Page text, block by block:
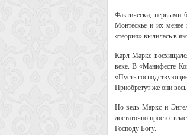
Фактически, первыми
Монтескье и их менее
«теория» вылилась в
Карл Маркс
веке. В «Манифесте
«Пусть
Приобретут же они
Но ведь Маркс и
достаточно просто:
Господу Богу.